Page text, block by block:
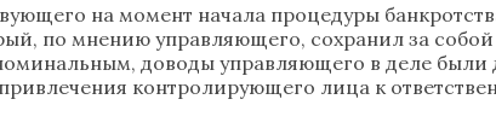
на момент начала процедуры
по мнению управляющего, сохранил за
доводы управляющего в деле были
контролирующего лица к